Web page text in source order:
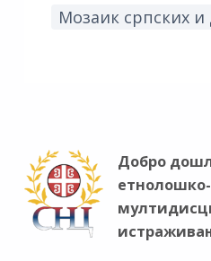
Мозаик српских и
Добро